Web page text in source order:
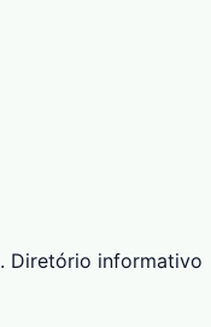
. Diretório informativo